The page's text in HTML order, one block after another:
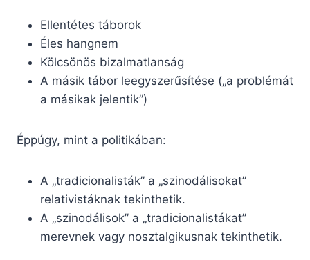
Ellentétes táborok
Éles hangnem
Kölcsönös bizalmatlanság
A másik tábor leegyszerűsítése („a problémát
a másikak jelentik”)
Éppúgy, mint a politikában:
A „tradicionalisták” a „szinodálisokat”
relativistáknak tekinthetik.
A „szinodálisok” a „tradicionalistákat”
merevnek vagy nosztalgikusnak tekinthetik.